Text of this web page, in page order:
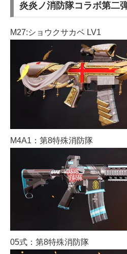
炎炎ノ消防隊コラボ第二
M27:ショウクサカベ LV1
M4A1：第8特殊消防隊
05式：第8特殊消防隊